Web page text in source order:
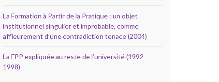
La Formation à Partir de la Pratique : un objet
institutionnel singulier et improbable, comme
affleurement d’une contradiction tenace (2004)
La FPP expliquée au reste de l’université (1992-
1998)